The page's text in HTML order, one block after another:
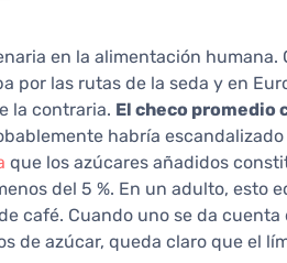
en la alimentación
por las rutas de la seda y en
la contraria. El checo promedio
habría
que los azúcares añadidos
del 5 %. En un adulto, esto
café. Cuando uno se da
de azúcar, queda claro que el